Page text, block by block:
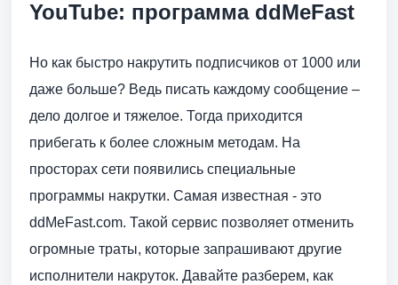
YouTube: программа ddMeFast
Но как быстро накрутить подписчиков от 1000 или
даже больше? Ведь писать каждому сообщение –
дело долгое и тяжелое. Тогда приходится
прибегать к более сложным методам. На
просторах сети появились специальные
программы накрутки. Самая известная - это
ddMeFast.com. Такой сервис позволяет отменить
огромные траты, которые запрашивают другие
исполнители накруток. Давайте разберем, как